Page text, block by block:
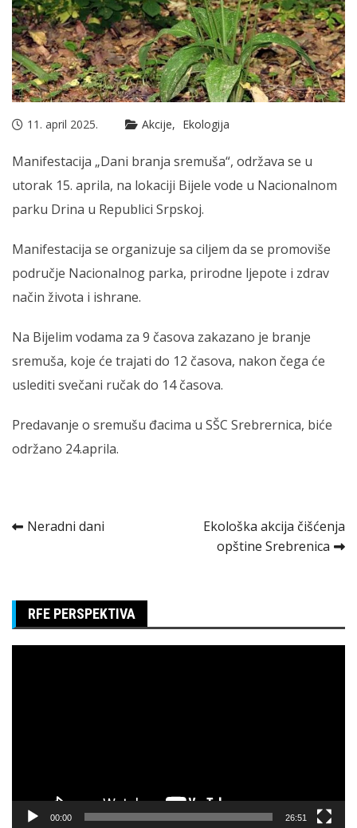
11. april 2025. Akcije Ekologija
Manifestacija „Dani branja sremuša“, održava se u
utorak 15. aprila, na lokaciji Bijele vode u Nacionalnom
parku Drina u Republici Srpskoj.
Manifestacija se organizuje sa ciljem da se promoviše
područje Nacionalnog parka, prirodne ljepote i zdrav
način života i ishrane.
Na Bijelim vodama za 9 časova zakazano je branje
sremuša, koje će trajati do 12 časova, nakon čega će
uslediti svečani ručak do 14 časova.
Predavanje o sremušu đacima u SŠC Srebrernica, biće
održano 24.aprila.
Kretanje
Neradni dani
Ekološka akcija čišćenja
opštine Srebrenica
RFE PERSPEKTIVA
00:00 26:51